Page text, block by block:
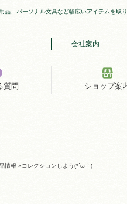
、パーソナル文具など幅広いアイテムを取
会社案内
質問 ショップ案
情報 »コレクションしよう(*´ω｀)